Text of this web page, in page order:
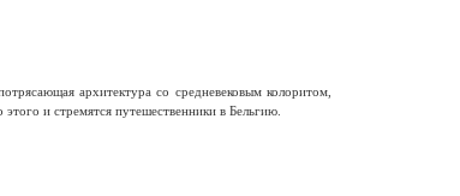
архитектура со средневековым колоритом,
и стремятся путешественники в Бельгию.